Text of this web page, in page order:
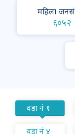
महिला
६०५२
वडा नं १
वडा नं ४